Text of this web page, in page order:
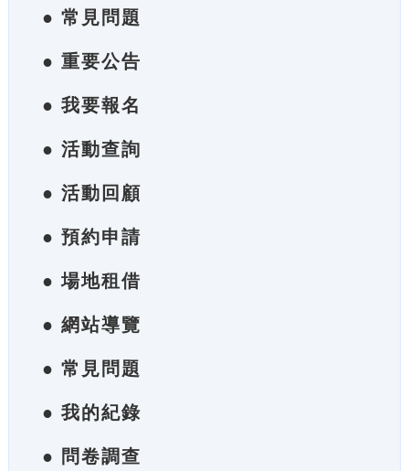
● 常見問題
● 重要公告
● 我要報名
● 活動查詢
● 活動回顧
● 預約申請
● 場地租借
● 網站導覽
● 常見問題
● 我的紀錄
● 問卷調查